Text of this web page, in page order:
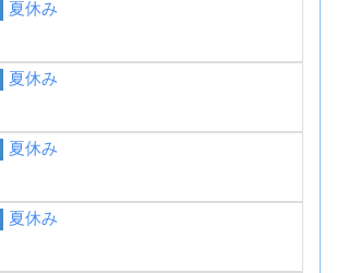
夏休み
夏休み
夏休み
夏休み